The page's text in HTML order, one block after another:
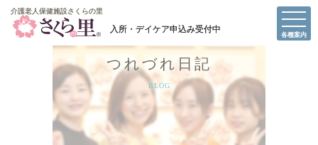
各種案内
介護老人保健施設さくらの里
介護老人保健施設さくらの里
つれづれ日記
BLOG